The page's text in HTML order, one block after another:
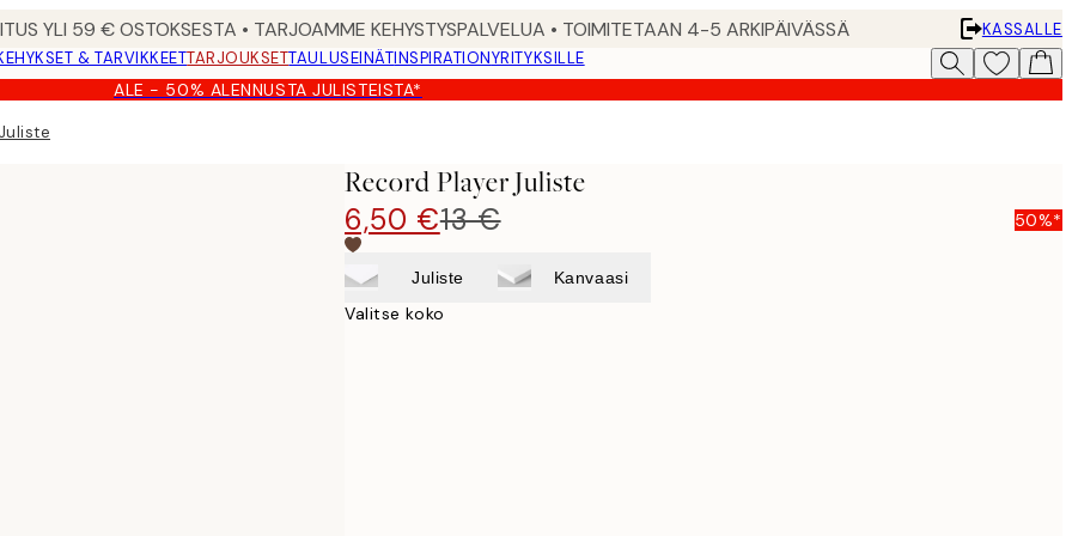
YLI 59 € OSTOKSESTA • TARJOAMME KEHYSTYSPALVELUA • TOIMITETAAN 4-5 ARKIPÄIVÄSSÄ
KASSALLE
& TARVIKKEETTARJOUKSETTAULUSEINÄTINSPIRATIONYRITYKSILLE
ALE - 50% ALENNUSTA JULISTEISTA*
Record Player Juliste
6,50 €13 € 50%*
Juliste Kanvaasi
Valitse koko